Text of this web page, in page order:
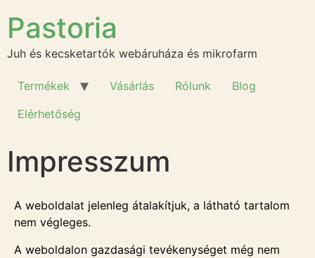
Pastoria
Juh és kecsketartók webáruháza és mikrofarm
Termékek Vásárlás Rólunk
Blog
Elérhetőség
Impresszum
A weboldalat jelenleg átalakítjuk, a látható tartalom
nem végleges.
A weboldalon gazdasági tevékenységet még nem